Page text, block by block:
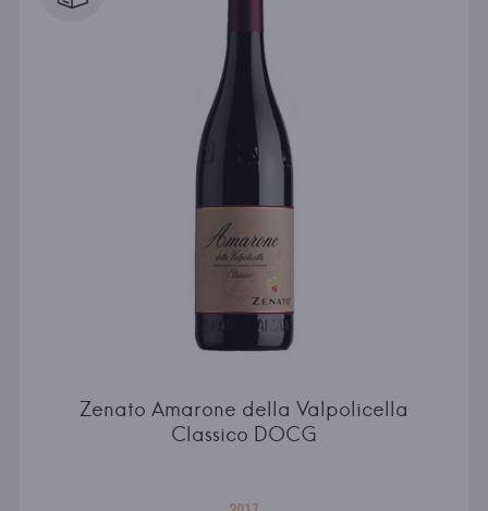
Zenato Amarone della Valpolicella
Classico DOCG